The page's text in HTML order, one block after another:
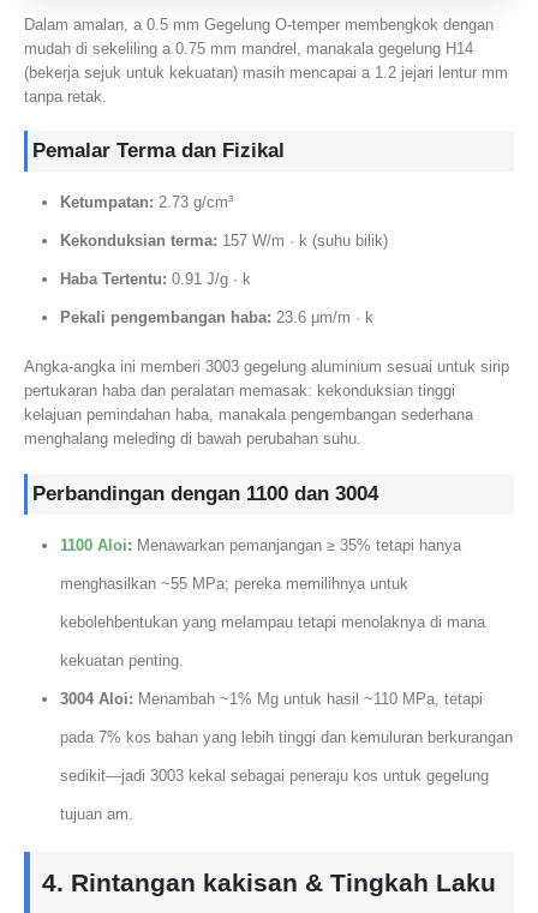
Dalam amalan, a 0.5 mm Gegelung O-temper membengkok dengan
mudah di sekeliling a 0.75 mm mandrel, manakala gegelung H14
(bekerja sejuk untuk kekuatan) masih mencapai a 1.2 jejari lentur mm
tanpa retak.
Pemalar Terma dan Fizikal
Ketumpatan: 2.73 g/cm³
Kekonduksian terma: 157 W/m · k (suhu bilik)
Haba Tertentu: 0.91 J/g · k
Pekali pengembangan haba: 23.6 μm/m · k
Angka-angka ini memberi 3003 gegelung aluminium sesuai untuk sirip
pertukaran haba dan peralatan memasak: kekonduksian tinggi
kelajuan pemindahan haba, manakala pengembangan sederhana
menghalang meleding di bawah perubahan suhu.
Perbandingan dengan 1100 dan 3004
1100 Aloi: Menawarkan pemanjangan ≥ 35% tetapi hanya
menghasilkan ~55 MPa; pereka memilihnya untuk
kebolehbentukan yang melampau tetapi menolaknya di mana
kekuatan penting.
3004 Aloi: Menambah ~1% Mg untuk hasil ~110 MPa, tetapi
pada 7% kos bahan yang lebih tinggi dan kemuluran berkurangan
sedikit—jadi 3003 kekal sebagai peneraju kos untuk gegelung
tujuan am.
4. Rintangan kakisan & Tingkah Laku